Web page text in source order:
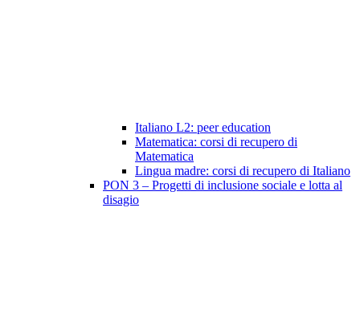
Italiano L2: peer education
Matematica: corsi di recupero di
Matematica
Lingua madre: corsi di recupero di Italiano
PON 3 – Progetti di inclusione sociale e lotta al
disagio